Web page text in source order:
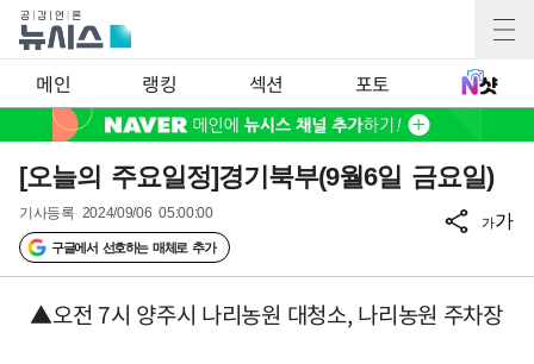
메인 랭킹 섹션 포토
[오늘의 주요일정]경기북부(9월6일 금요일)
기사등록 2024/09/06 05:00:00
구글에서 선호하는 매체로 추가
가가
▲오전 7시 양주시 나리농원 대청소, 나리농원 주차장